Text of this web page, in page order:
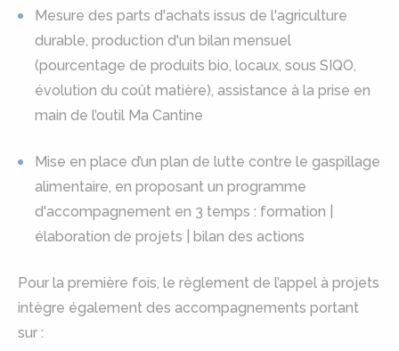
Mesure des parts d'achats issus de l'agriculture
durable, production d'un bilan mensuel
(pourcentage de produits bio, locaux, sous SIQO,
évolution du coût matière), assistance à la prise en
main de l’outil Ma Cantine
Mise en place d’un plan de lutte contre le gaspillage
alimentaire, en proposant un programme
d'accompagnement en 3 temps : formation |
élaboration de projets | bilan des actions
Pour la première fois, le règlement de l’appel à projets
intègre également des accompagnements portant
sur :